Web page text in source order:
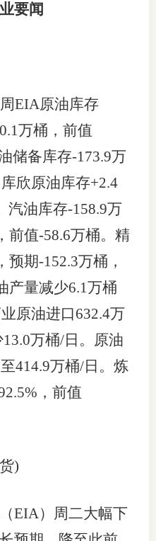
要闻
EIA原油库存
万桶，前值
储备库存-173.9万
欣原油库存+2.4
汽油库存-158.9万
前值-58.6万桶。精
期-152.3万桶，
产量减少6.1万桶
原油进口632.4万
万桶/日。原油
414.9万桶/日。炼
，前值
)
）周二大幅下